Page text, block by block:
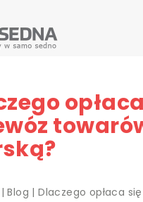
|Blog |Dlaczego opłaca